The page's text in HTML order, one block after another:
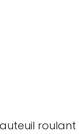
roulant